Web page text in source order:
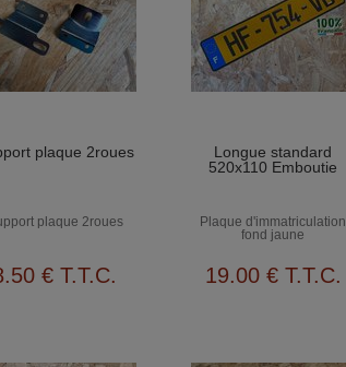
plaque 2roues
plaque 2roues
.50 € T.T.C.
Longue standard
520x110 Emboutie
Plaque d'immatriculation
fond jaune
19.00 € T.T.C.